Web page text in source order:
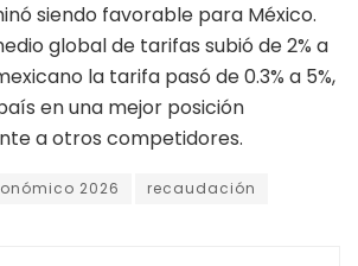
siendo favorable para México.
global de tarifas subió de 2% a
la tarifa pasó de 0.3% a 5%,
en una mejor posición
a otros competidores.
2026 recaudación